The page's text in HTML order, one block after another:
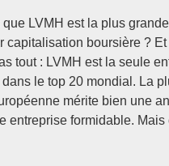
LVMH est la plus
capitalisation boursière ? Et
tout : LVMH est la seule
le top 20 mondial. La
mérite bien une
entreprise formidable.